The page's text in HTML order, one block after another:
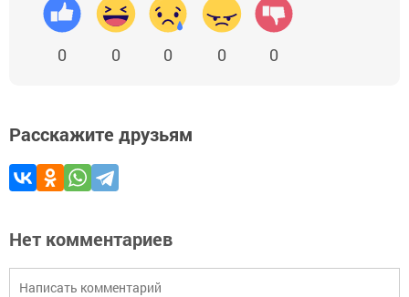
0 0 0 0 0
Расскажите друзьям
Нет комментариев